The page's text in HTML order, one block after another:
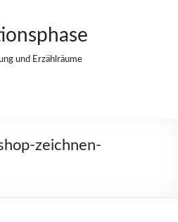
und Erzählräume
zeichnen-